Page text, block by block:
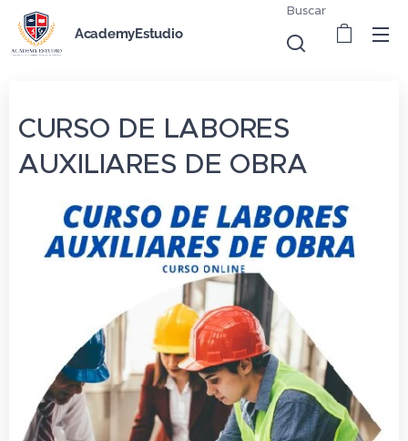
AcademyEstudio
Buscar
CURSO DE LABORES
AUXILIARES DE OBRA